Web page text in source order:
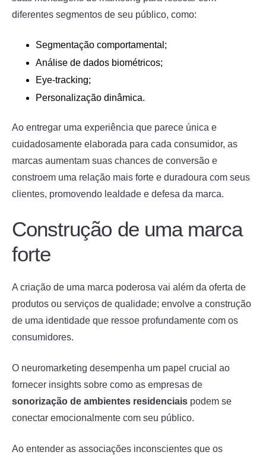
diferentes segmentos de seu público, como:
Segmentação comportamental;
Análise de dados biométricos;
Eye-tracking;
Personalização dinâmica.
Ao entregar uma experiência que parece única e
cuidadosamente elaborada para cada consumidor, as
marcas aumentam suas chances de conversão e
constroem uma relação mais forte e duradoura com seus
clientes, promovendo lealdade e defesa da marca.
Construção de uma marca
forte
A criação de uma marca poderosa vai além da oferta de
produtos ou serviços de qualidade; envolve a construção
de uma identidade que ressoe profundamente com os
consumidores.
O neuromarketing desempenha um papel crucial ao
fornecer insights sobre como as empresas de
sonorização de ambientes residenciais podem se
conectar emocionalmente com seu público.
Ao entender as associações inconscientes que os